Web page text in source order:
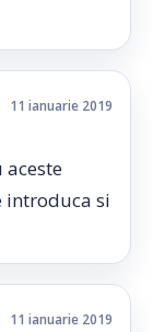
11 ianuarie 2019
introduca si
11 ianuarie 2019